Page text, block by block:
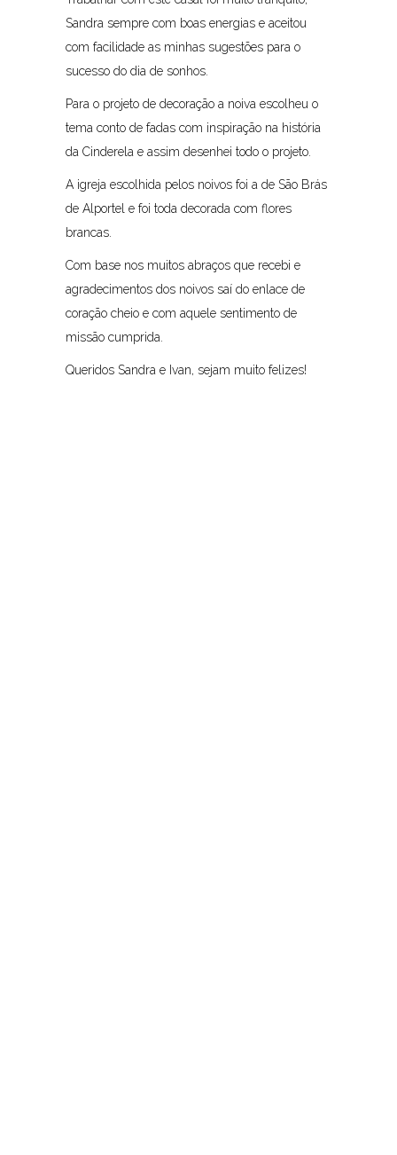
Sandra sempre com boas energias e aceitou
com facilidade as minhas sugestões para o
sucesso do dia de sonhos.
Para o projeto de decoração a noiva escolheu o
tema conto de fadas com inspiração na história
da Cinderela e assim desenhei todo o projeto.
A igreja escolhida pelos noivos foi a de São Brás
de Alportel e foi toda decorada com flores
brancas.
Com base nos muitos abraços que recebi e
agradecimentos dos noivos saí do enlace de
coração cheio e com aquele sentimento de
missão cumprida.
Queridos Sandra e Ivan, sejam muito felizes!